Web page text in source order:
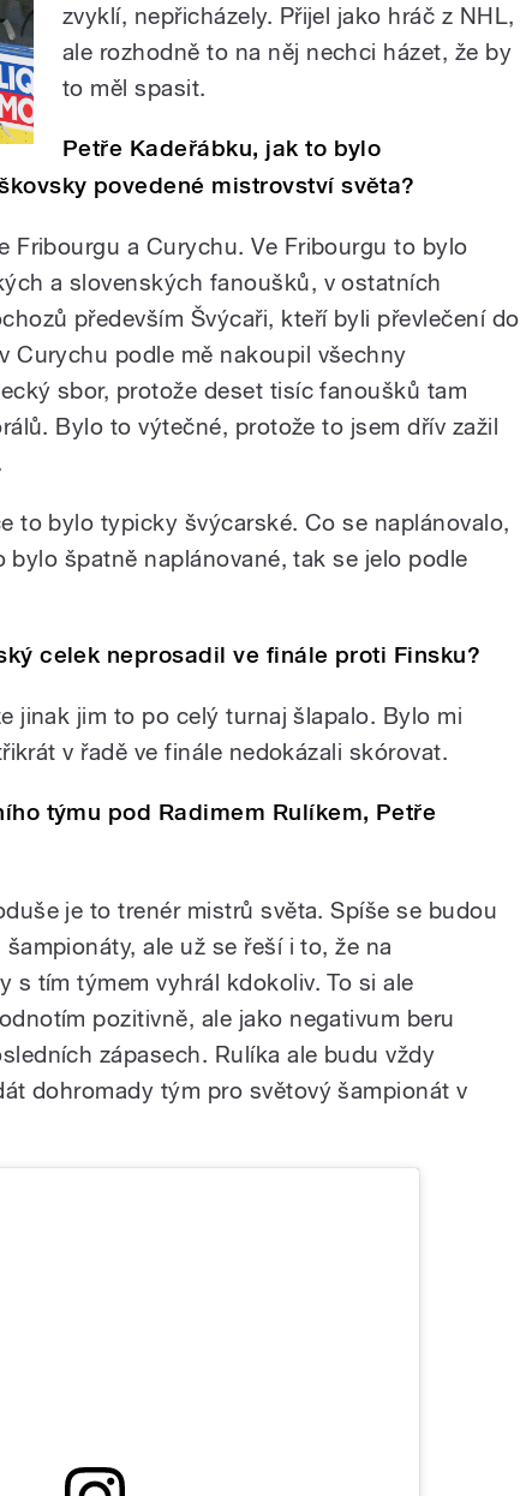
zvyklí, nepřicházely. Přijel jako hráč z NHL,
ale rozhodně to na něj nechci házet, že by
to měl spasit.
Petře Kadeřábku, jak to bylo
povedené mistrovství světa?
Fribourgu a Curychu. Ve Fribourgu to bylo
a slovenských fanoušků, v ostatních
především Švýcaři, kteří byli převlečení do
Curychu podle mě nakoupil všechny
sbor, protože deset tisíc fanoušků tam
Bylo to výtečné, protože to jsem dřív zažil
to bylo typicky švýcarské. Co se naplánovalo,
špatně naplánované, tak se jelo podle
celek neprosadil ve finále proti Finsku?
jinak jim to po celý turnaj šlapalo. Bylo mi
v řadě ve finále nedokázali skórovat.
týmu pod Radimem Rulíkem, Petře
je to trenér mistrů světa. Spíše se budou
ale už se řeší i to, že na
s tím týmem vyhrál kdokoliv. To si ale
pozitivně, ale jako negativum beru
zápasech. Rulíka ale budu vždy
dohromady tým pro světový šampionát v